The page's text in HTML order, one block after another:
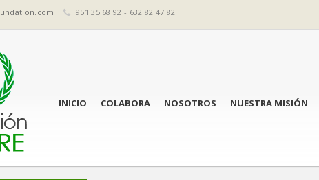
951 35 68 92 - 632 82 47 82
INICIO COLABORA NOSOTROS NUESTRA MISIÓN